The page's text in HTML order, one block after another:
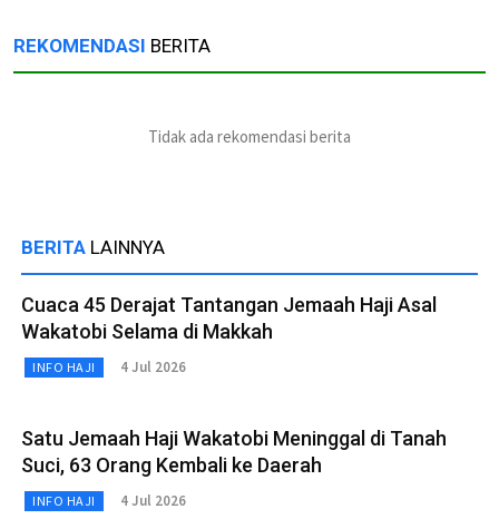
REKOMENDASI BERITA
Tidak ada rekomendasi berita
BERITA LAINNYA
Cuaca 45 Derajat Tantangan Jemaah Haji Asal
Wakatobi Selama di Makkah
INFO HAJI 4 Jul 2026
Satu Jemaah Haji Wakatobi Meninggal di Tanah
Suci, 63 Orang Kembali ke Daerah
INFO HAJI 4 Jul 2026